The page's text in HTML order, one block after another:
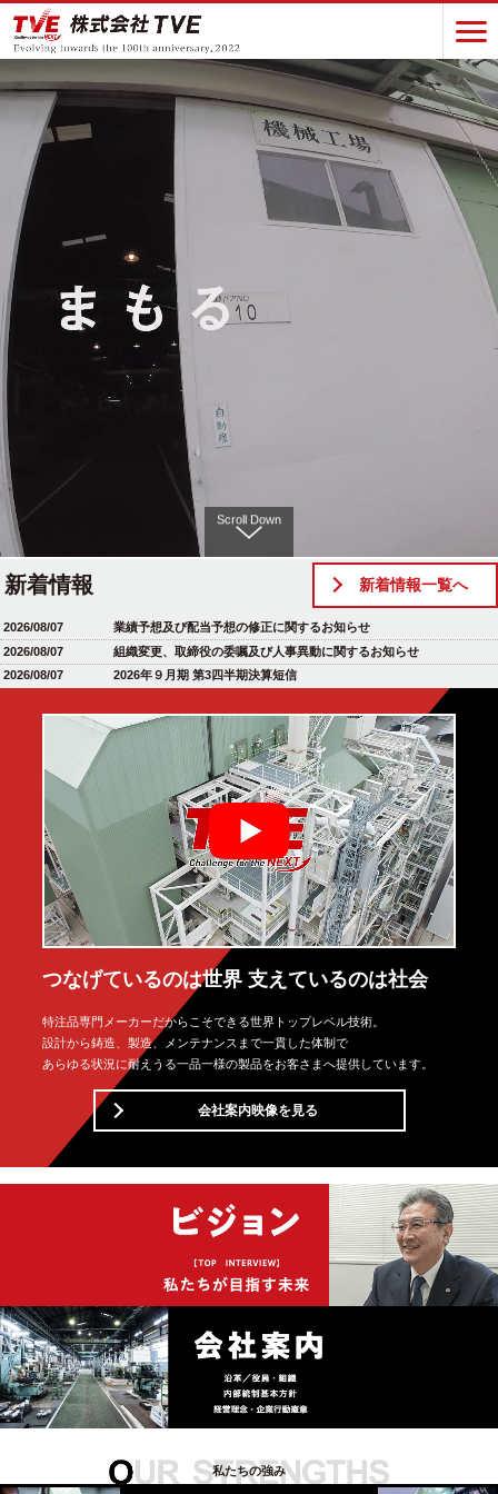
Scroll Down
新着情報 新着情報一覧へ
2026/08/07
業績予想及び配当予想の修正に関するお知らせ
2026/08/07
組織変更、取締役の委嘱及び人事異動に関するお知らせ
2026/08/07
2026年９月期 第3四半期決算短信
つなげているのは世界 支えているのは社会
特注品専門メーカーだからこそできる世界トップレベル技術。
設計から鋳造、製造、メンテナンスまで一貫した体制で
あらゆる状況に耐えうる一品一様の製品をお客さまへ提供しています。
会社案内映像を見る
私たちの強み